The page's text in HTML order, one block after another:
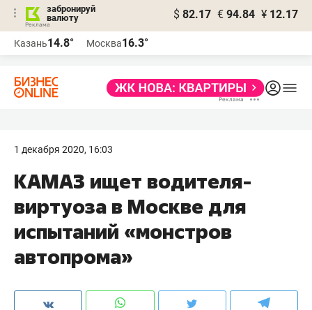
забронируй
валюту
$ 82.17 € 94.84 ¥ 12.17
Казань14.8° Москва16.3°
1 декабря 2020, 16:03
​КАМАЗ ищет водителя-
виртуоза в Москве для
испытаний «монстров
автопрома»